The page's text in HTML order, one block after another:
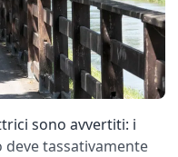
sono avvertiti: i
tassativamente